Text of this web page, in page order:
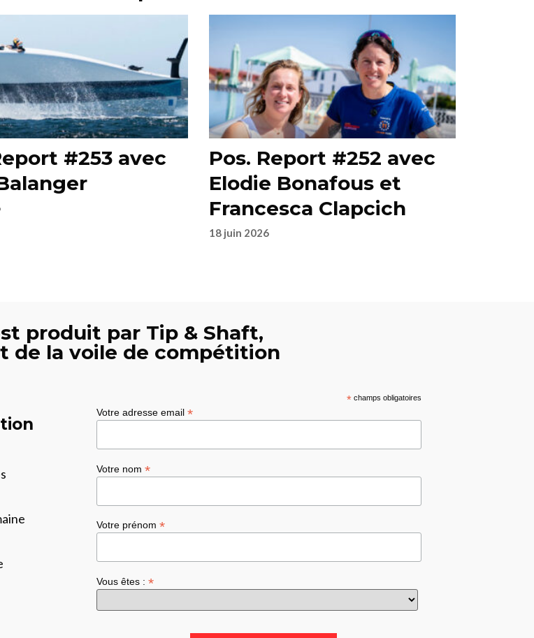
#253 avec
Pos. Report #252 avec
Elodie Bonafous et
Francesca Clapcich
18 juin 2026
produit par Tip & Shaft,
de la voile de compétition
*champs obligatoires
Votre adresse email *
Votre nom *
Votre prénom *
Vous êtes : *